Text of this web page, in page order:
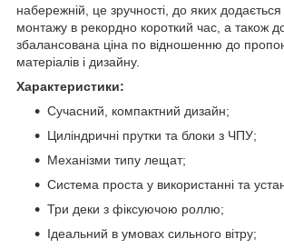
набережній, це зручності, до яких
монтажу в рекордно короткий час, а також
збалансована ціна по відношенню до
матеріалів і дизайну.
Характеристики:
Сучасний, компактний дизайн;
Циліндричні прутки та блоки з ЧПУ;
Механізми типу лещат;
Система проста у використанні та
Три деки з фіксуючою роллю;
Ідеальний в умовах сильного вітру;